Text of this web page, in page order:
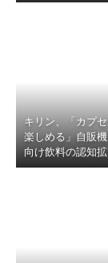
キリン、「カプ
楽しめる」自販
向け飲料の認知